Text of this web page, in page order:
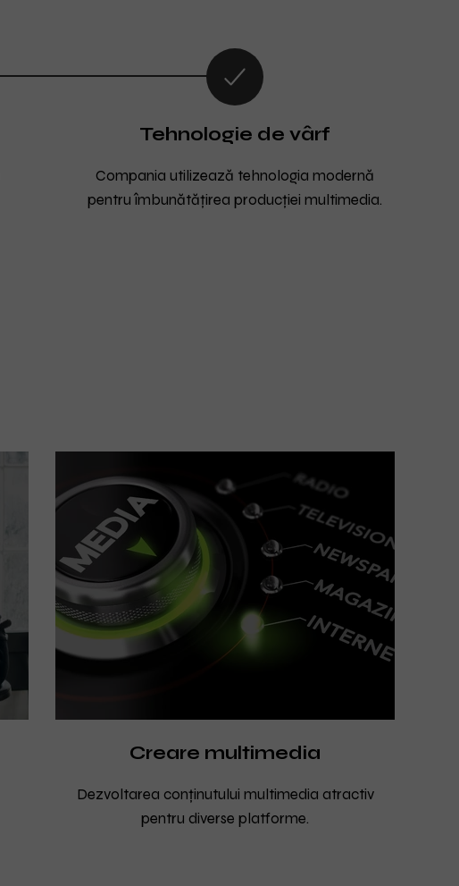
Compania utilizează tehnologia modernă
pentru îmbunătățirea producției multimedia.
Tehnologie de vârf
Dezvoltarea conținutului multimedia atractiv
pentru diverse platforme.
Creare multimedia